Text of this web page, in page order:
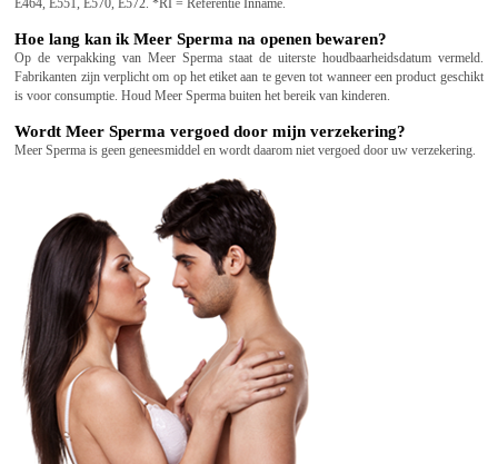
E464, E551, E570, E572. *RI = Referentie Inname.
Hoe lang kan ik Meer Sperma na openen bewaren?
Op de verpakking van Meer Sperma staat de uiterste houdbaarheidsdatum vermeld.
Fabrikanten zijn verplicht om op het etiket aan te geven tot wanneer een product geschikt
is voor consumptie. Houd Meer Sperma buiten het bereik van kinderen.
Wordt Meer Sperma vergoed door mijn verzekering?
Meer Sperma is geen geneesmiddel en wordt daarom niet vergoed door uw verzekering.